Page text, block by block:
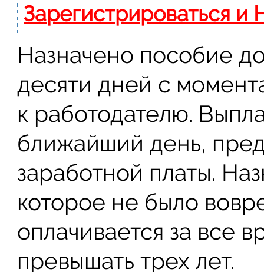
Зарегистрироваться и
Назначено пособие
десяти дней с
к работодателю.
ближайший день,
заработной платы.
которое не было
оплачивается за все
превышать трех лет.